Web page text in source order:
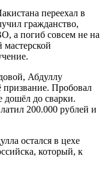
переехал в
гражданство,
а погиб совсем не на
Абдуллу
призвание. Пробовал
дошёл до сварки.
200.000 рублей и
остался в цехе
который, к